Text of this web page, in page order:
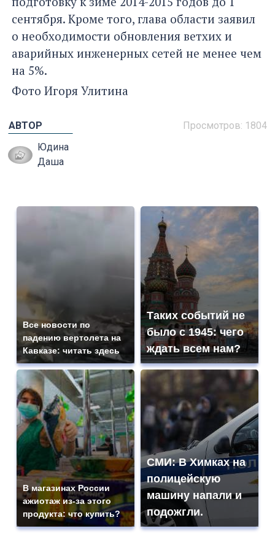
сентября. Кроме того, глава области заявил
о необходимости обновления ветхих и
аварийных инженерных сетей не менее чем
на 5%.
Фото Игоря Улитина
Просмотров: 1804
АВТОР
Юдина
Даша
Все новости по
падению вертолета на
Кавказе: читать здесь
Таких событий не
было с 1945: чего
ждать всем нам?
В магазинах России
ажиотаж из-за этого
продукта: что купить?
СМИ: В Химках на
полицейскую
машину напали и
подожгли.